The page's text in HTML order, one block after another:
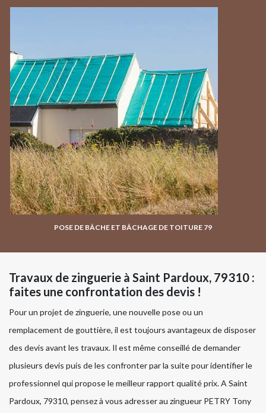
POSE DE BÂCHE ET BÂCHAGE DE TOITURE 79
Travaux de zinguerie à Saint Pardoux, 79310 :
faites une confrontation des devis !
Pour un projet de zinguerie, une nouvelle pose ou un
remplacement de gouttière, il est toujours avantageux de disposer
des devis avant les travaux. Il est même conseillé de demander
plusieurs devis puis de les confronter par la suite pour identifier le
professionnel qui propose le meilleur rapport qualité prix. A Saint
Pardoux, 79310, pensez à vous adresser au zingueur PETRY Tony